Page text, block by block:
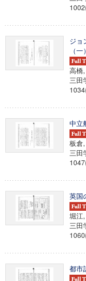
ジョ
（一）
高橋
三田
中立
板倉
三田
英国
堀江
三田
都市